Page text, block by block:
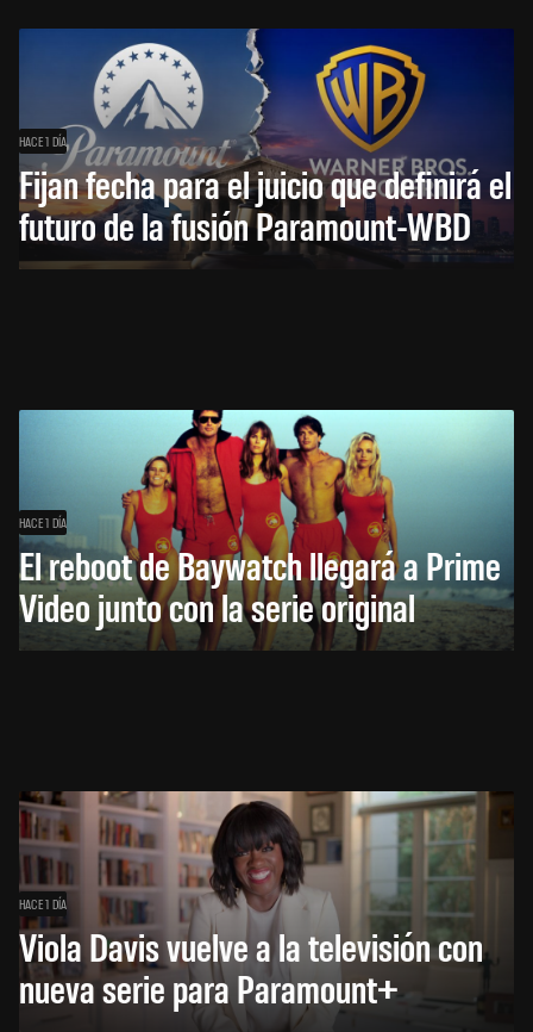
HACE 1 DÍA
Fijan fecha para el juicio que definirá el
futuro de la fusión Paramount-WBD
HACE 1 DÍA
El reboot de Baywatch llegará a Prime
Video junto con la serie original
HACE 1 DÍA
Viola Davis vuelve a la televisión con
nueva serie para Paramount+